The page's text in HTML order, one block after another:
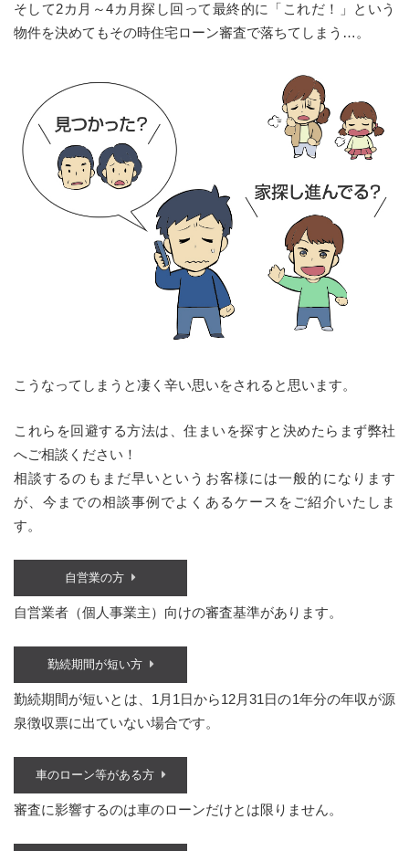
そして2カ月～4カ月探し回って最終的に「これだ！」という
物件を決めてもその時住宅ローン審査で落ちてしまう…。
こうなってしまうと凄く辛い思いをされると思います。
これらを回避する方法は、住まいを探すと決めたらまず弊社
へご相談ください！
相談するのもまだ早いというお客様には一般的になります
が、今までの相談事例でよくあるケースをご紹介いたしま
す。
自営業の方
自営業者（個人事業主）向けの審査基準があります。
勤続期間が短い方
勤続期間が短いとは、1月1日から12月31日の1年分の年収が源
泉徴収票に出ていない場合です。
車のローン等がある方
審査に影響するのは車のローンだけとは限りません。